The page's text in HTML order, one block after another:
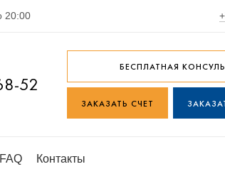
20:00
52
БЕСПЛАТНАЯ
ЗАКАЗАТЬ СЧЕТ
FAQ Контакты